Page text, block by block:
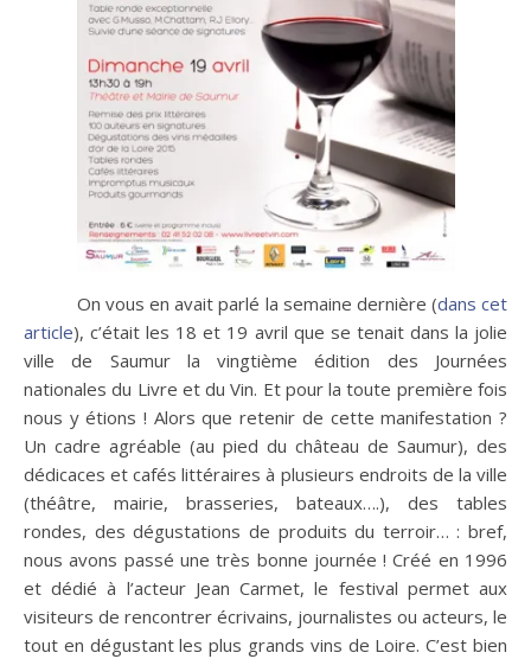
On vous en avait parlé la semaine dernière (dans cet
article), c’était les 18 et 19 avril que se tenait dans la jolie
ville de Saumur la vingtième édition des Journées
nationales du Livre et du Vin. Et pour la toute première fois
nous y étions ! Alors que retenir de cette manifestation ?
Un cadre agréable (au pied du château de Saumur), des
dédicaces et cafés littéraires à plusieurs endroits de la ville
(théâtre, mairie, brasseries, bateaux….), des tables
rondes, des dégustations de produits du terroir… : bref,
nous avons passé une très bonne journée ! Créé en 1996
et dédié à l’acteur Jean Carmet, le festival permet aux
visiteurs de rencontrer écrivains, journalistes ou acteurs, le
tout en dégustant les plus grands vins de Loire. C’est bien